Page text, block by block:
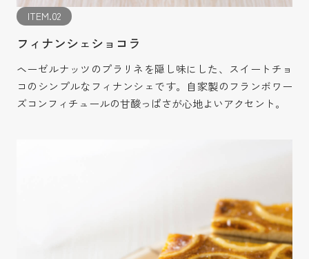
ITEM.02
フィナンシェショコラ
ヘーゼルナッツのプラリネを隠し味にした、スイートチョ
コのシンプルなフィナンシェです。自家製のフランボワー
ズコンフィチュールの甘酸っぱさが心地よいアクセント。